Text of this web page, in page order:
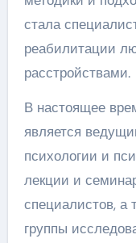
стала
реабилитации
расстройствами.
В настоящее
является
психологии и
лекции и
специалистов, а
группы